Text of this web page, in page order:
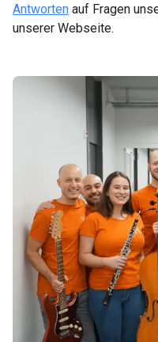
Antworten auf Fragen
unserer Webseite.